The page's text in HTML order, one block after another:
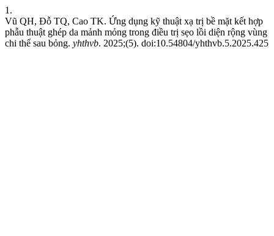
1.
Vũ QH, Đỗ TQ, Cao TK. Ứng dụng kỹ thuật xạ trị bề mặt kết hợp
phẫu thuật ghép da mảnh mỏng trong điều trị sẹo lồi diện rộng vùng
chi thể sau bỏng. yhthvb. 2025;(5). doi:10.54804/yhthvb.5.2025.425